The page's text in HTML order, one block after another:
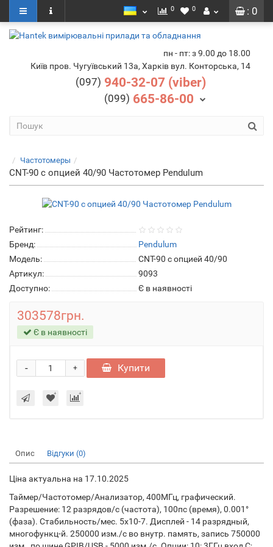
: 0
0 0
пн - пт: з 9.00 до 18.00
Київ пров. Чугуївський 13а, Харків вул. Конторська, 14
(097) 940-32-07 (viber)
(099) 665-86-00
Частотомеры
CNT-90 с опцией 40/90 Частотомер Pendulum
Рейтинг:
Бренд:
Pendulum
Модель:
CNT-90 с опцией 40/90
Артикул:
9093
Доступно:
Є в наявності
303578грн.
Є в наявності
+
- Купити
Опис Відгуки (0)
Ціна актуальна на 17.10.2025
Таймер/Частотомер/Анализатор, 400МГц, графический.
Разрешение: 12 разрядов/с (частота), 100пс (время), 0.001°
(фаза). Стабильность/мес. 5x10-7. Дисплей - 14 разрядный,
многофункц-й. 250000 изм./с во внутр. память, запись 750000